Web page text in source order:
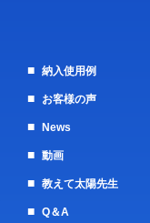
納入使用例
お客様の声
News
動画
教えて太陽先生
Q＆A